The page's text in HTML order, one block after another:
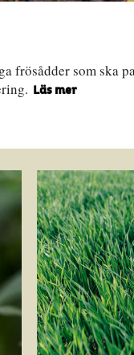
som ska
Läs mer